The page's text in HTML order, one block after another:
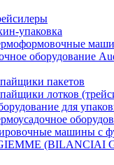
упаковка
оборудование
пакетов
лотков
для
машины с
(BILANCIAI